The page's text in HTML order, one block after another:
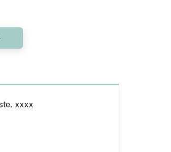
xxxx